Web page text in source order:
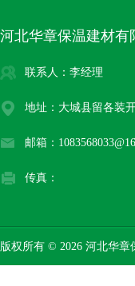
河北华章保温建材有
联系人：李经理
地址：大城县留各装
邮箱：
传真：
版权所有 © 2026 河北华章